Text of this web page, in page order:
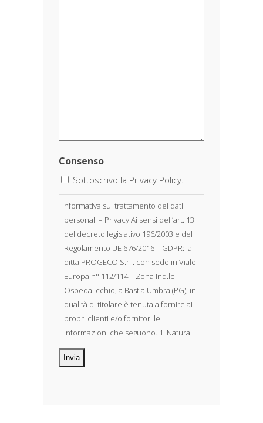
Consenso
Sottoscrivo la Privacy Policy.
nformativa sul trattamento dei dati
personali – Privacy Ai sensi dell’art. 13
del decreto legislativo 196/2003 e del
Regolamento UE 676/2016 – GDPR: la
ditta PROGECO S.r.l. con sede in Viale
Europa n° 112/114 – Zona Ind.le
Ospedalicchio, a Bastia Umbra (PG), in
qualità di titolare è tenuta a fornire ai
propri clienti e/o fornitori le
informazioni che seguono. 1. Natura
dei dati personali Costituiscono
oggetto di trattamento i Suoi dati